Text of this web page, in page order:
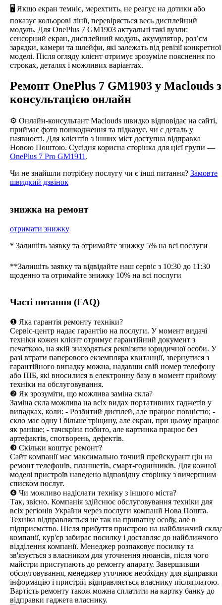
🖥️ Якщо екран темніє, мерехтить, не реагує на дотики або
показує кольорові лінії, перевіряється весь дисплейний
модуль. Для OnePlus 7 GM1903 актуальні такі вузли:
сенсорний екран, дисплейний модуль, акумулятор, роз’єм
зарядки, камери та шлейфи, які залежать від ревізії конкретної
моделі. Після огляду клієнт отримує зрозуміле пояснення по
строках, деталях і можливих варіантах.
Ремонт OnePlus 7 GM1903 у Maclouds з
консультацією онлайн
⚙️ Онлайн-консультант Maclouds швидко відповідає на сайті,
приймає фото пошкодження та підказує, чи є деталь у
наявності. Для клієнтів з інших міст доступна відправка
Новою Поштою. Сусідня корисна сторінка для цієї групи —
OnePlus 7 Pro GM1911 .
Чи не знайшли потрібну послугу чи є інші питання? Замовте
швидкий дзвінок
знижка на ремонт
отримати знижку
* Залишіть заявку та отримайте знижку 5% на всі послуги
**Залишіть заявку та відвідайте наш сервіс з 10:30 до 11:30
щоденно та отримайте знижку 10% на всі послуги
Часті питання (FAQ)
❶ Яка гарантія ремонту техніки?
Сервіс-центр надає гарантію на послуги. У момент видачі
техніки кожен клієнт отримує гарантійний документ з
печаткою, на якій знаходяться реквізити юридичної особи. У
разі втрати паперового екземпляра квитанції, звернутися з
гарантійного випадку можна, надавши свій номер телефону
або ПІБ, які вносилися в електронну базу в момент прийому
техніки на обслуговування.
❷ Як зрозуміти, що можлива заміна скла?
Заміна скла можлива на всіх видах портативних гаджетів у
випадках, коли: - Розбитий дисплей, але працює повністю; -
скло має одну і більше тріщину, але екран, при цьому працює
як раніше; - тачскріна побито, але картинка працює без
артефактів, спотворень, дефектів.
❸ Скільки коштує ремонт?
Сайт компанії має максимально точний прейскурант цін на
ремонт телефонів, планшетів, смарт-годинників. Для кожної
моделі пристроїв наведено відповідну сторінку з вичерпним
списком послуг.
❹ Чи можливо надіслати техніку з іншого міста?
Так, звісно. Компанія здійснює обслуговування техніки для
всіх регіонів України через послуги компанії Нова Пошта.
Техніка відправляється не так на приватну особу, але в
підприємство. Після прибуття пристрою на найближчий
компанії, кур'єр забирає посилку і доставляє до найближчого
відділення компанії. Менеджер розпаковує посилку та
зв'язується з власником для уточнення нюансів, після чого
майстри приступають до ремонту апарату. Завершивши
обслуговування, менеджер уточнює необхідну для відправки
інформацію і пристрій відправляється власнику післяплатою.
Вартість ремонту також можна сплатити на картку банку до
відправки гаджета власнику.